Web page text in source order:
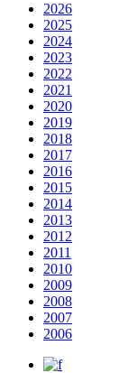
2026
2025
2024
2023
2022
2021
2020
2019
2018
2017
2016
2015
2014
2013
2012
2011
2010
2009
2008
2007
2006